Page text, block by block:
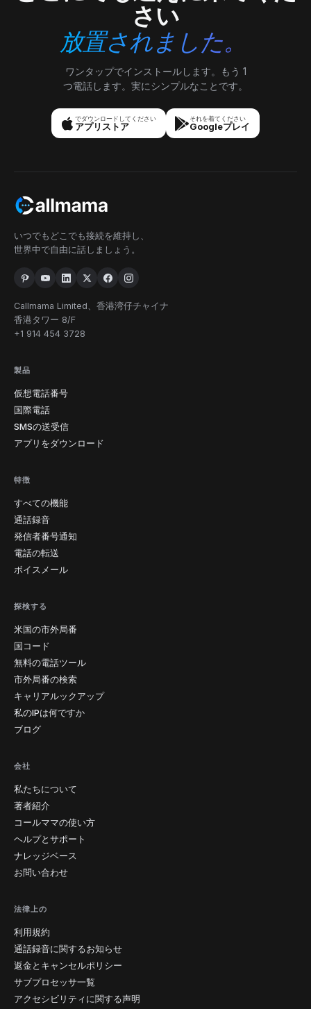
さい
放置されました。
ワンタップでインストールします。もう 1
つ電話します。実にシンプルなことです。
でダウンロードしてください
アプリストア
それを着てください
Googleプレイ
いつでもどこでも接続を維持し、
世界中で自由に話しましょう。
Callmama Limited、香港湾仔チャイナ
香港タワー 8/F
+1 914 454 3728
製品
仮想電話番号
国際電話
SMSの送受信
アプリをダウンロード
特徴
すべての機能
通話録音
発信者番号通知
電話の転送
ボイスメール
探検する
米国の市外局番
国コード
無料の電話ツール
市外局番の検索
キャリアルックアップ
私のIPは何ですか
ブログ
会社
私たちについて
著者紹介
コールママの使い方
ヘルプとサポート
ナレッジベース
お問い合わせ
法律上の
利用規約
通話録音に関するお知らせ
返金とキャンセルポリシー
サブプロセッサ一覧
アクセシビリティに関する声明